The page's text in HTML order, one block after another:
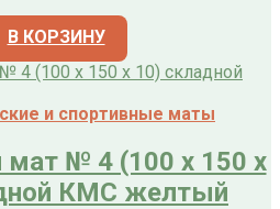
В КОРЗИНУ
и спортивные маты
мат № 4 (100 х 150 х
КМС желтый